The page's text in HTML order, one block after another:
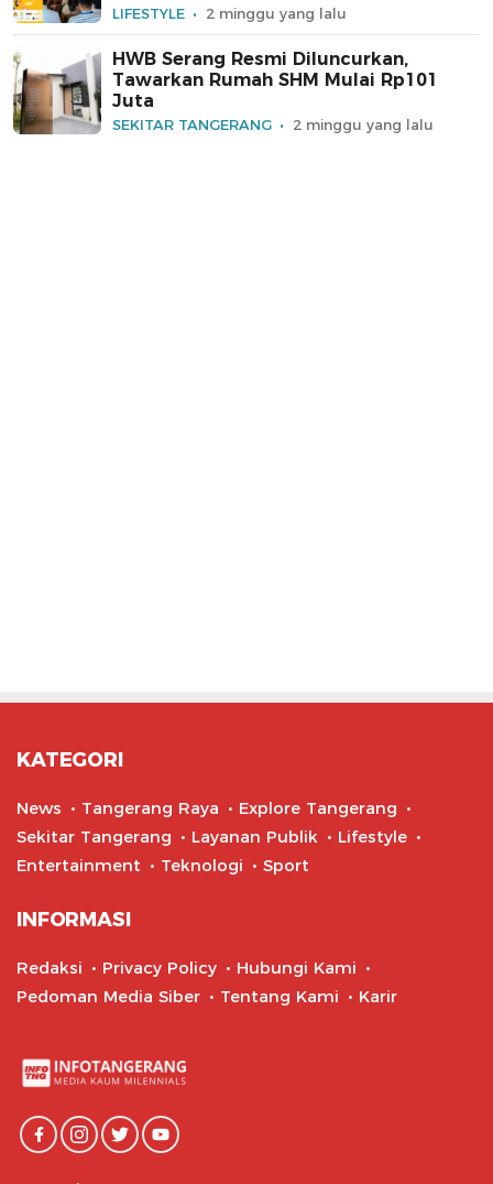
LIFESTYLE 2 minggu yang lalu
HWB Serang Resmi Diluncurkan,
Tawarkan Rumah SHM Mulai Rp101
Juta
SEKITAR TANGERANG 2 minggu yang lalu
KATEGORI
News Tangerang Raya
Explore Tangerang
Sekitar Tangerang
Layanan Publik
Lifestyle
Entertainment
Teknologi Sport
INFORMASI
Redaksi Privacy Policy
Hubungi Kami
Pedoman Media Siber
Tentang Kami Karir